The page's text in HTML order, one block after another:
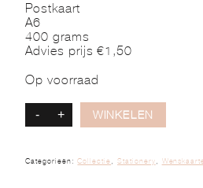
Postkaart
A6
400 grams
Advies prijs €1,50
Op voorraad
- + WINKELEN
Categorieën:Collectie ,Stationery ,